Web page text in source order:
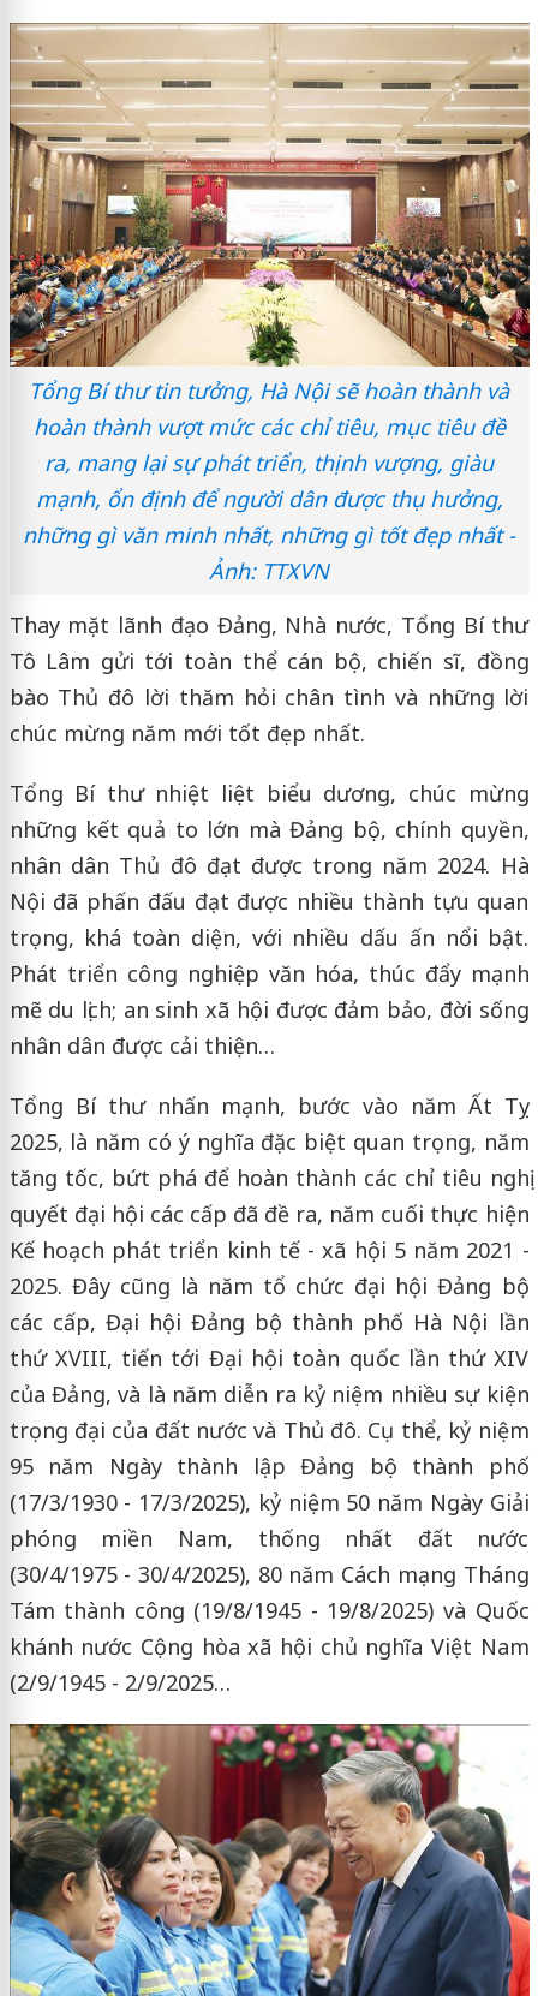
Tổng Bí thư tin tưởng, Hà Nội sẽ hoàn thành và
hoàn thành vượt mức các chỉ tiêu, mục tiêu đề
ra, mang lại sự phát triển, thịnh vượng, giàu
mạnh, ổn định để người dân được thụ hưởng,
những gì văn minh nhất, những gì tốt đẹp nhất -
Ảnh: TTXVN
Thay mặt lãnh đạo Đảng, Nhà nước, Tổng Bí thư
Tô Lâm gửi tới toàn thể cán bộ, chiến sĩ, đồng
bào Thủ đô lời thăm hỏi chân tình và những lời
chúc mừng năm mới tốt đẹp nhất.
Tổng Bí thư nhiệt liệt biểu dương, chúc mừng
những kết quả to lớn mà Đảng bộ, chính quyền,
nhân dân Thủ đô đạt được trong năm 2024. Hà
Nội đã phấn đấu đạt được nhiều thành tựu quan
trọng, khá toàn diện, với nhiều dấu ấn nổi bật.
Phát triển công nghiệp văn hóa, thúc đẩy mạnh
mẽ du lịch; an sinh xã hội được đảm bảo, đời sống
nhân dân được cải thiện…
Tổng Bí thư nhấn mạnh, bước vào năm Ất Tỵ
2025, là năm có ý nghĩa đặc biệt quan trọng, năm
tăng tốc, bứt phá để hoàn thành các chỉ tiêu nghị
quyết đại hội các cấp đã đề ra, năm cuối thực hiện
Kế hoạch phát triển kinh tế - xã hội 5 năm 2021 -
2025. Đây cũng là năm tổ chức đại hội Đảng bộ
các cấp, Đại hội Đảng bộ thành phố Hà Nội lần
thứ XVIII, tiến tới Đại hội toàn quốc lần thứ XIV
của Đảng, và là năm diễn ra kỷ niệm nhiều sự kiện
trọng đại của đất nước và Thủ đô. Cụ thể, kỷ niệm
95 năm Ngày thành lập Đảng bộ thành phố
(17/3/1930 - 17/3/2025), kỷ niệm 50 năm Ngày Giải
phóng miền Nam, thống nhất đất nước
(30/4/1975 - 30/4/2025), 80 năm Cách mạng Tháng
Tám thành công (19/8/1945 - 19/8/2025) và Quốc
khánh nước Cộng hòa xã hội chủ nghĩa Việt Nam
(2/9/1945 - 2/9/2025…